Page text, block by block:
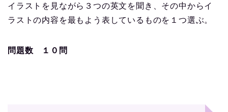
イラストを見ながら３つの英文を聞き、その中からイ
ラストの内容を最もよう表しているものを１つ選ぶ。
問題数 １０問